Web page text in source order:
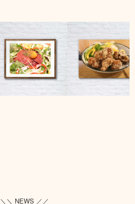
＼＼ NEWS ／／